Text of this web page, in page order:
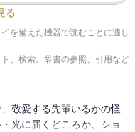
る
を備えた機器で読むことに適し
、検索、辞書の参照、引用など
敬愛する先輩いるかの怪
光に届くどころか、ショ